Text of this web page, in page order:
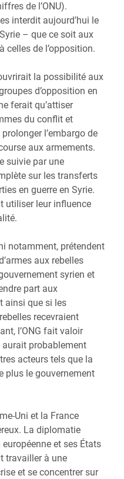
de l’ONU).
interdit aujourd’hui le
– que ce soit aux
celles de l’opposition.
la possibilité aux
d’opposition en
ferait qu’attiser
du conflit et
l’embargo de
aux armements.
suivie par une
sur les transferts
en guerre en Syrie.
utiliser leur influence
notamment, prétendent
aux rebelles
syrien et
part aux
ainsi que si les
recevraient
l’ONG fait valoir
aurait probablement
acteurs tels que la
plus le gouvernement
Uni et la France
La diplomatie
européenne et ses États
travailler à une
et se concentrer sur